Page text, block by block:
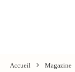
Accueil Magazine